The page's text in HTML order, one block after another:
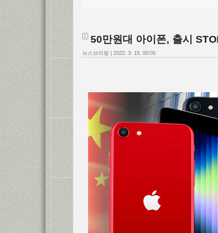
50만원대 아이폰, 출시
뉴스브리핑 | 2022. 3. 15. 00:05